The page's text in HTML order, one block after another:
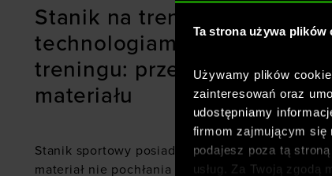
Ta strona używa
Używamy plików
zainteresowań oraz
udostępniamy
firmom zajmującym się
podajesz poza tą
usług. Za Twoją
Stanik na trening UA Infinity
technologiami
treningu:
materiału
Stanik sportowy posiada wykończenie
materiał nie pochłania przykrych zapachów i